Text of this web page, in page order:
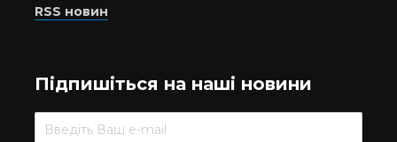
RSS новин
Підпишіться на наші новини